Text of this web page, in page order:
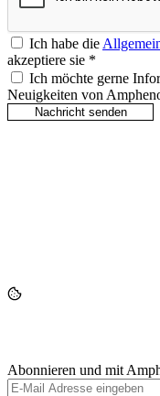
Ich habe die
akzeptiere sie *
Ich möchte gerne
Neuigkeiten von
Abonnieren und mit